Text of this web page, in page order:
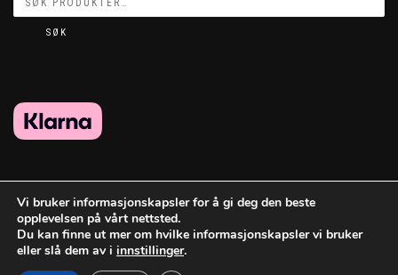
SØK
Vi bruker informasjonskapsler for å gi deg den beste
opplevelsen på vårt nettsted.
Du kan finne ut mer om hvilke informasjonskapsler vi bruker
eller slå dem av i innstillinger.